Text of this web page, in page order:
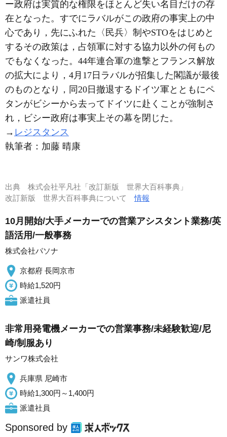
ー政府は実質的な権限をほとんど失い名目だけの存
在となった。すでにラバルがこの政府の事実上の中
心であり，先にふれた〈民兵〉制やSTOをはじめと
するその政策は，占領軍に対する協力以外の何もの
でもなくなった。44年連合軍の進撃とフランス解放
の拡大により，4月17日ラバルが招集した閣議が最後
のものとなり，同20日撤退するドイツ軍とともにペ
タンがビシーから去ってドイツに赴くことが強制さ
れ，ビシー政府は事実上その幕を閉じた。
→ レジスタンス
執筆者： 加藤 晴康
出典 株式会社平凡社「改訂新版 世界大百科事典」
改訂新版 世界大百科事典について情報
10月開始/大手メーカーでの営業アシスタント業務/英
語活用/一般事務
株式会社パソナ
京都府 長岡京市
時給1,520円
派遣社員
非常用発電機メーカーでの営業事務/未経験歓迎/尼
崎/制服あり
サンワ株式会社
兵庫県 尼崎市
時給1,300円～1,400円
派遣社員
Sponsored by